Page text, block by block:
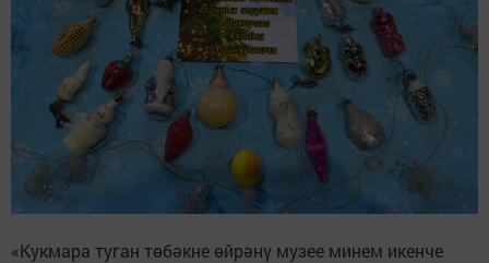
«Кукмара туган төбәкне өйрәнү музее минем икенче